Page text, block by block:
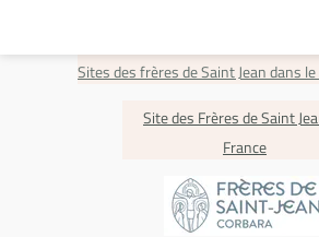
Sites des frères de Saint Jean dans
Site des Frères de Saint
France